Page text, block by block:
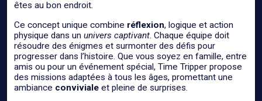
êtes au bon endroit.
Ce concept unique combine réflexion, logique et action
physique dans un univers captivant. Chaque équipe doit
résoudre des énigmes et surmonter des défis pour
progresser dans l’histoire. Que vous soyez en famille, entre
amis ou pour un événement spécial, Time Tripper propose
des missions adaptées à tous les âges, promettant une
ambiance conviviale et pleine de surprises.